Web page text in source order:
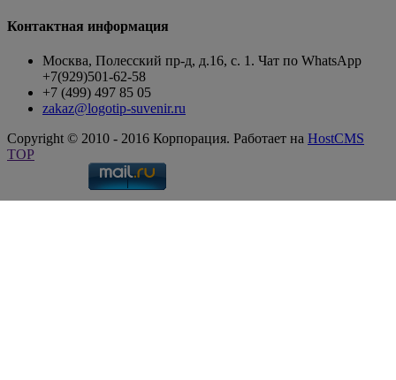
Контактная информация
Москва, Полесский пр-д, д.16, с. 1. Чат по WhatsApp
+7(929)501-62-58
+7 (499) 497 85 05
zakaz@logotip-suvenir.ru
Copyright © 2010 - 2016 Корпорация. Работает на HostCMS
TOP